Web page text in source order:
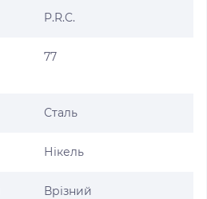
P.R.C.
77
Сталь
Нікель
Врізний